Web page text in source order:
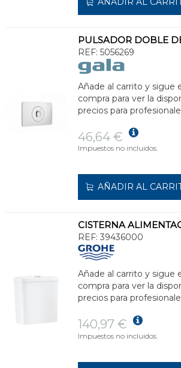
REF: 5056269
Añade al carrito y sigue
compra para ver la
precios para
46,64 €
Impuestos no incluidos.
AÑADIR AL
REF: 39436000
Añade al carrito y sigue
compra para ver la
precios para
140,97 €
Impuestos no incluidos.